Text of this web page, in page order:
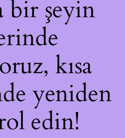
bir şeyin
kısa
yeniden
edin!